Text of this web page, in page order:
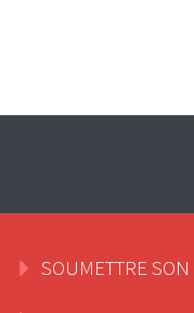
SOUMETTRE SON